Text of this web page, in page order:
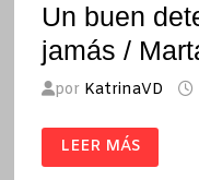
Un buen
jamás /
por KatrinaVD
UN
BUEN
DETECTIVE
LEER MÁS